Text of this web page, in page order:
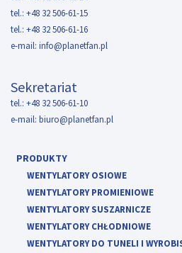
tel.: +48 32 506-61-15
tel.: +48 32 506-61-16
e-mail: info@planetfan.pl
Sekretariat
tel.: +48 32 506-61-10
e-mail: biuro@planetfan.pl
PRODUKTY
WENTYLATORY OSIOWE
WENTYLATORY PROMIENIOWE
WENTYLATORY SUSZARNICZE
WENTYLATORY CHŁODNIOWE
WENTYLATORY DO TUNELI I